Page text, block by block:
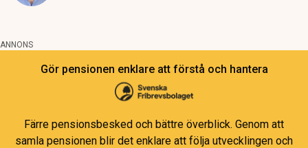
ANNONS
Gör pensionen enklare att förstå och hantera
Färre pensionsbesked och bättre överblick. Genom att
samla pensionen blir det enklare att följa utvecklingen och